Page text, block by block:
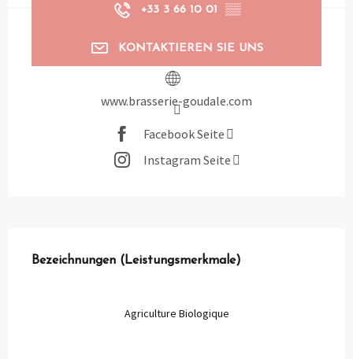
+33 3 66 10 01 ▒▒
KONTAKTIEREN SIE UNS
www.brasserie-goudale.com
Facebook Seite
Instagram Seite
Bezeichnungen (Leistungsmerkmale)
Bezeichnungen (Leistungsmerkmale)
Agriculture Biologique